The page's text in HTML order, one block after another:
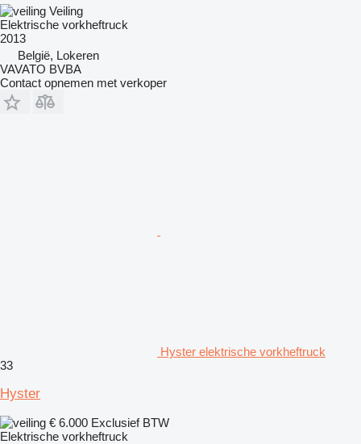
Veiling
Elektrische vorkheftruck
2013
België, Lokeren
VAVATO BVBA
Contact opnemen met verkoper
Hyster elektrische vorkheftruck
33
Hyster
€ 6.000 Exclusief BTW
Elektrische vorkheftruck